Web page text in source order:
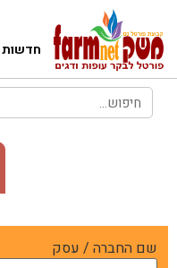
חדשות
שם החברה / עסק